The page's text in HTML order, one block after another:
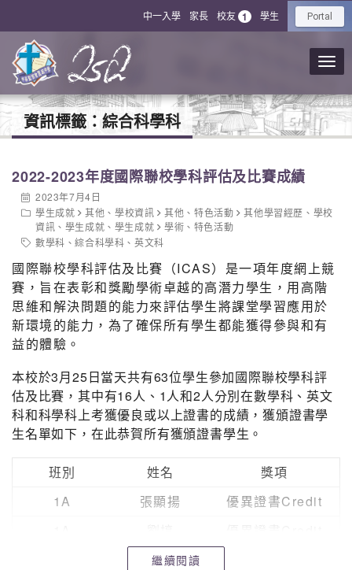
中一入學 家長 校友 1 學生 Portal
資訊標籤： 綜合科學科
2022-2023年度國際聯校學科評估及比賽成績
2023年7月4日
學生成就
其他 、學校資訊 其他 、特色活動 其他學習經歷 、 學校
資訊 、 學生成就 、 學生成就 學術 、 特色活動
數學科 、綜合科學科 、英文科
國際聯校學科評估及比賽（ICAS）是一項年度網上競
賽，旨在表彰和獎勵學術卓越的高潛力學生，用高階
思維和解決問題的能力來評估學生將課堂學習應用於
新環境的能力，為了確保所有學生都能獲得參與和有
益的體驗。
本校於3月25日當天共有63位學生參加國際聯校學科評
估及比賽，其中有16人、1人和2人分別在數學科、英文
科和科學科上考獲優良或以上證書的成績，獲頒證書學
生名單如下，在此恭賀所有獲頒證書學生。
班別 姓名
獎項
1A
張顯揚
優異證書Credit
蔡卓瑜
繼續閱讀